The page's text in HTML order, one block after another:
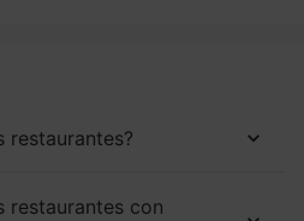
restaurantes?
restaurantes con